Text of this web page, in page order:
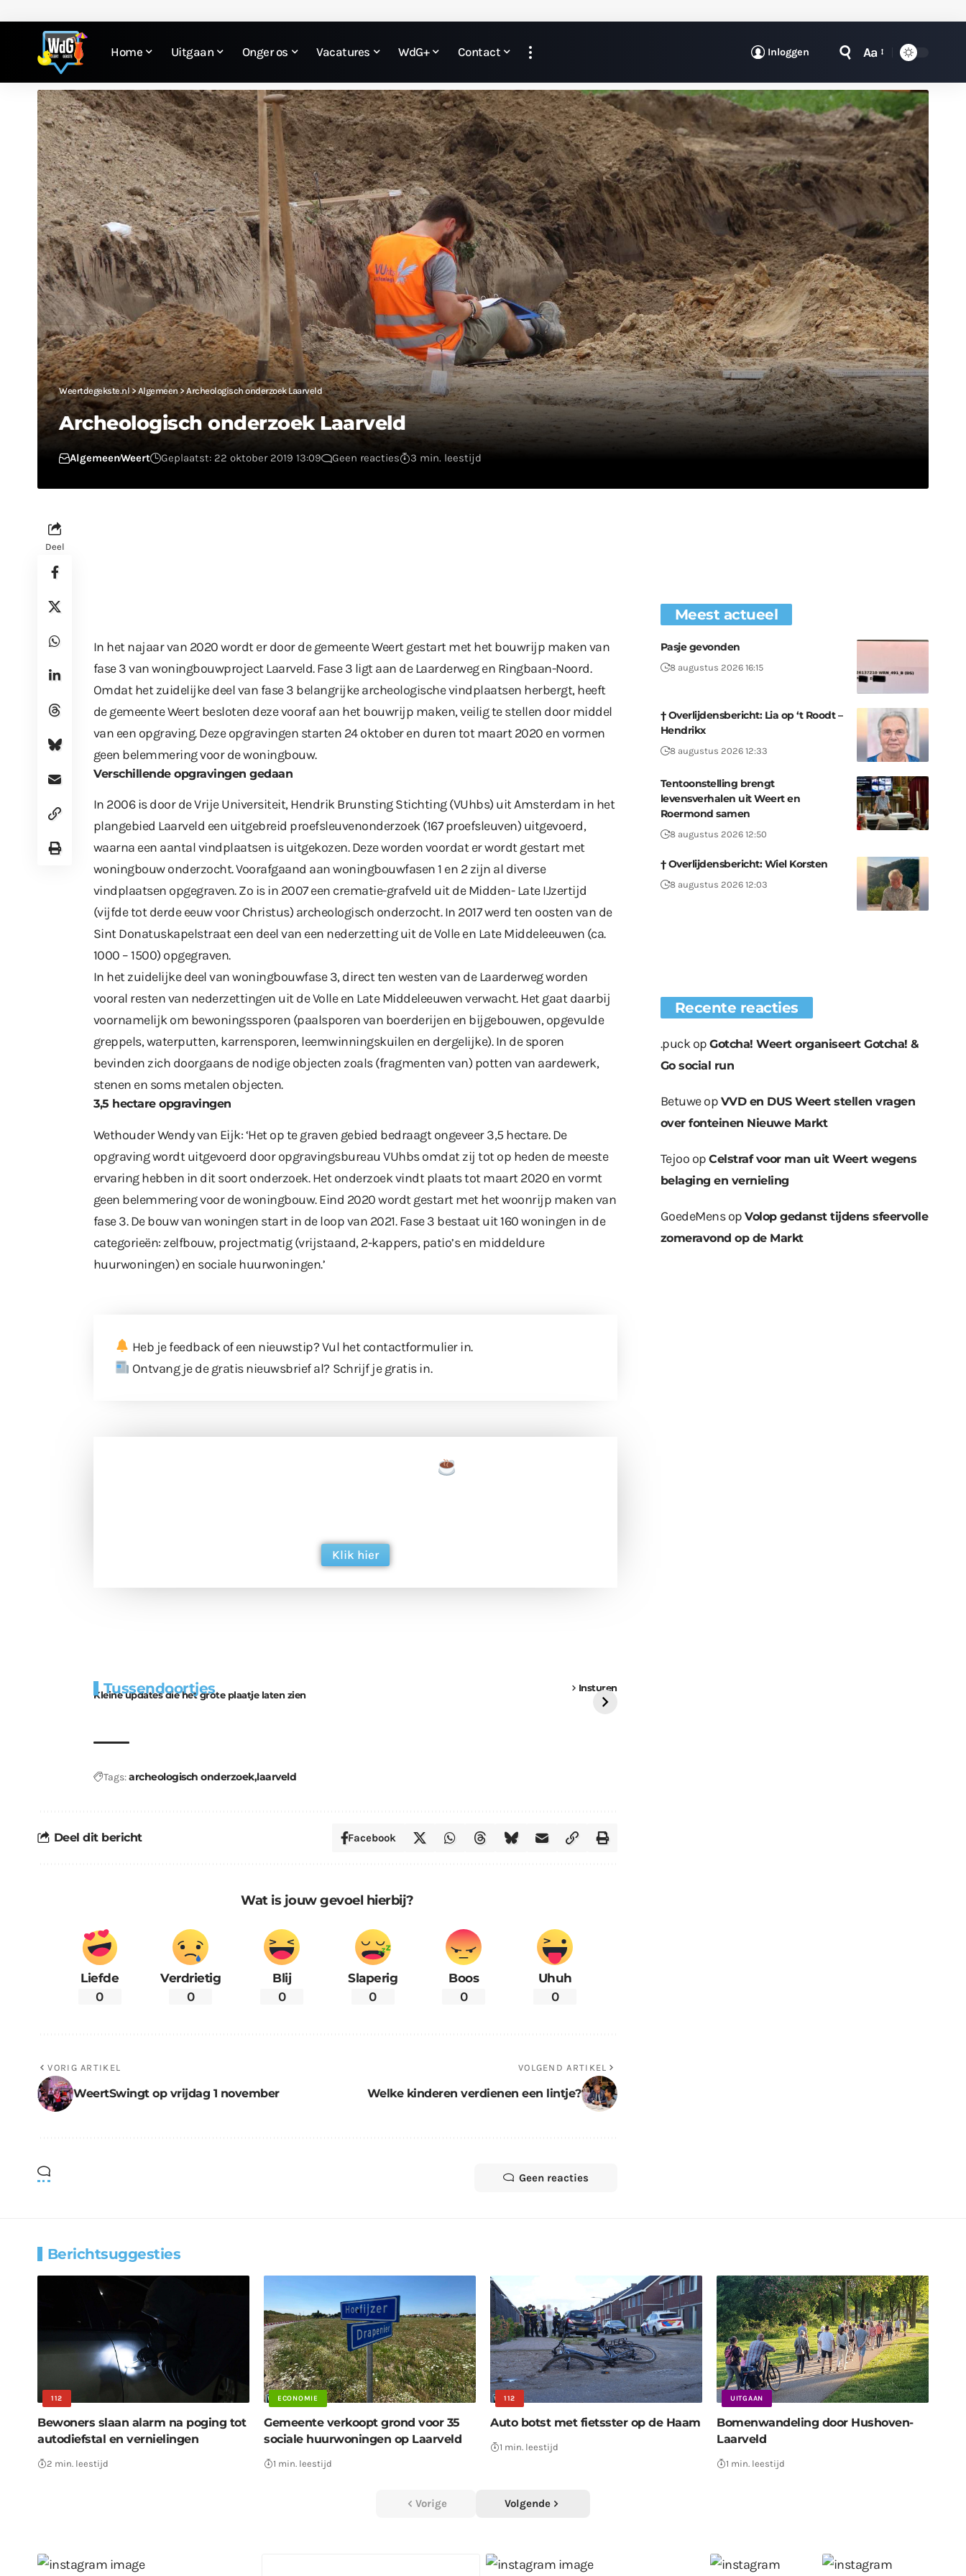
Home Uitgaan Onger os Vacatures WdG+ Contact Inloggen Aa
Weertdegekste.nl>Algemeen>Archeologisch onderzoek Laarveld
Archeologisch onderzoek Laarveld
AlgemeenWeert Geplaatst: 22 oktober 2019 13:09 Geen reacties 3 min. leestijd
Deel
In het najaar van 2020 wordt er door de gemeente Weert gestart met het bouwrijp maken van
fase 3 van woningbouwproject Laarveld. Fase 3 ligt aan de Laarderweg en Ringbaan-Noord.
Omdat het zuidelijke deel van fase 3 belangrijke archeologische vindplaatsen herbergt, heeft
de gemeente Weert besloten deze vooraf aan het bouwrijp maken, veilig te stellen door middel
van een opgraving. Deze opgravingen starten 24 oktober en duren tot maart 2020 en vormen
geen belemmering voor de woningbouw.
Verschillende opgravingen gedaan
In 2006 is door de Vrije Universiteit, Hendrik Brunsting Stichting (VUhbs) uit Amsterdam in het
plangebied Laarveld een uitgebreid proefsleuvenonderzoek (167 proefsleuven) uitgevoerd,
waarna een aantal vindplaatsen is uitgekozen. Deze worden voordat er wordt gestart met
woningbouw onderzocht. Voorafgaand aan woningbouwfasen 1 en 2 zijn al diverse
vindplaatsen opgegraven. Zo is in 2007 een crematie-grafveld uit de Midden- Late IJzertijd
(vijfde tot derde eeuw voor Christus) archeologisch onderzocht. In 2017 werd ten oosten van de
Sint Donatuskapelstraat een deel van een nederzetting uit de Volle en Late Middeleeuwen (ca.
1000 – 1500) opgegraven.
In het zuidelijke deel van woningbouwfase 3, direct ten westen van de Laarderweg worden
vooral resten van nederzettingen uit de Volle en Late Middeleeuwen verwacht. Het gaat daarbij
voornamelijk om bewoningssporen (paalsporen van boerderijen en bijgebouwen, opgevulde
greppels, waterputten, karrensporen, leemwinningskuilen en dergelijke). In de sporen
bevinden zich doorgaans de nodige objecten zoals (fragmenten van) potten van aardewerk,
stenen en soms metalen objecten.
3,5 hectare opgravingen
Wethouder Wendy van Eijk: ‘Het op te graven gebied bedraagt ongeveer 3,5 hectare. De
opgraving wordt uitgevoerd door opgravingsbureau VUhbs omdat zij tot op heden de meeste
ervaring hebben in dit soort onderzoek. Het onderzoek vindt plaats tot maart 2020 en vormt
geen belemmering voor de woningbouw. Eind 2020 wordt gestart met het woonrijp maken van
fase 3. De bouw van woningen start in de loop van 2021. Fase 3 bestaat uit 160 woningen in de
categorieën: zelfbouw, projectmatig (vrijstaand, 2-kappers, patio’s en middeldure
huurwoningen) en sociale huurwoningen.’
Heb je feedback of een nieuwstip? Vul het contactformulierin.
Ontvang je de gratis nieuwsbrief al? Schrijf je gratis in.
Klik hier
Tussendoortjes Insturen
Kleine updates die het grote plaatje laten zien
bouwmateriaal voor
kabouters
Tags:archeologisch onderzoeklaarveld
Deel dit bericht Facebook
Wat is jouw gevoel hierbij?
Liefde
0
Verdrietig
0
Blij
0
Slaperig
0
Boos
0
Uhuh
0
VORIG ARTIKEL
WeertSwingt op vrijdag 1 november
VOLGEND ARTIKEL
Welke kinderen verdienen een lintje?
Geen reacties
Meest actueel
Pasje gevonden
8 augustus 2026 16:15
† Overlijdensbericht: Lia op ‘t Roodt –
Hendrikx
8 augustus 2026 12:33
Tentoonstelling brengt
levensverhalen uit Weert en
Roermond samen
8 augustus 2026 12:50
† Overlijdensbericht: Wiel Korsten
8 augustus 2026 12:03
Recente reacties
.puckopGotcha! Weert organiseert Gotcha! &
Go social run
Betuweop VVD en DUS Weert stellen vragen
over fonteinen Nieuwe Markt
Tejoo opCelstraf voor man uit Weert wegens
belaging en vernieling
GoedeMensopVolop gedanst tijdens sfeervolle
zomeravond op de Markt
Berichtsuggesties
112
Bewoners slaan alarm na poging tot
autodiefstal en vernielingen
2 min. leestijd
ECONOMIE
Gemeente verkoopt grond voor 35
sociale huurwoningen op Laarveld
1 min. leestijd
112
Auto botst met fietsster op de Haam
1 min. leestijd
UITGAAN
Bomenwandeling door Hushoven-
Laarveld
1 min. leestijd
Vorige Volgende